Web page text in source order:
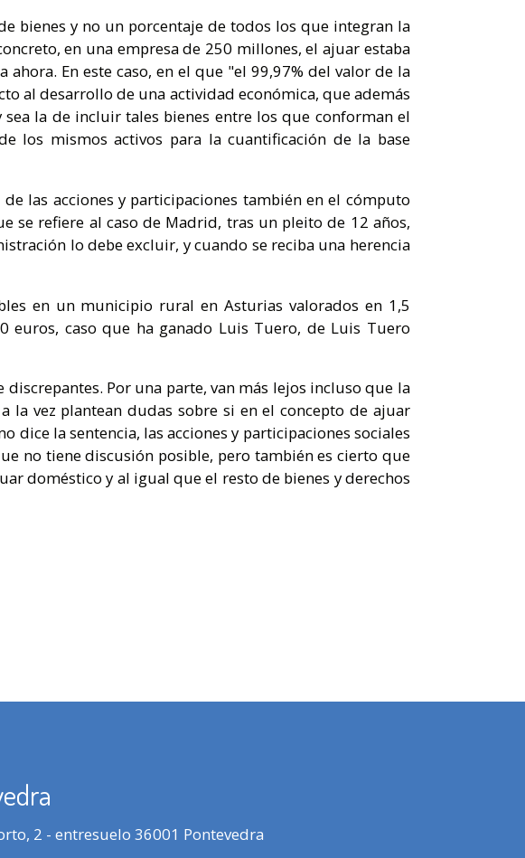
bienes y no un porcentaje de todos los que integran la
en una empresa de 250 millones, el ajuar estaba
En este caso, en el que "el 99,97% del valor de la
al desarrollo de una actividad económica, que además
la de incluir tales bienes entre los que conforman el
los mismos activos para la cuantificación de la base
las acciones y participaciones también en el cómputo
se refiere al caso de Madrid, tras un pleito de 12 años,
lo debe excluir, y cuando se reciba una herencia
en un municipio rural en Asturias valorados en 1,5
caso que ha ganado Luis Tuero, de Luis Tuero
Por una parte, van más lejos incluso que la
la vez plantean dudas sobre si en el concepto de ajuar
dice la sentencia, las acciones y participaciones sociales
no tiene discusión posible, pero también es cierto que
doméstico y al igual que el resto de bienes y derechos
2 - entresuelo 36001 Pontevedra